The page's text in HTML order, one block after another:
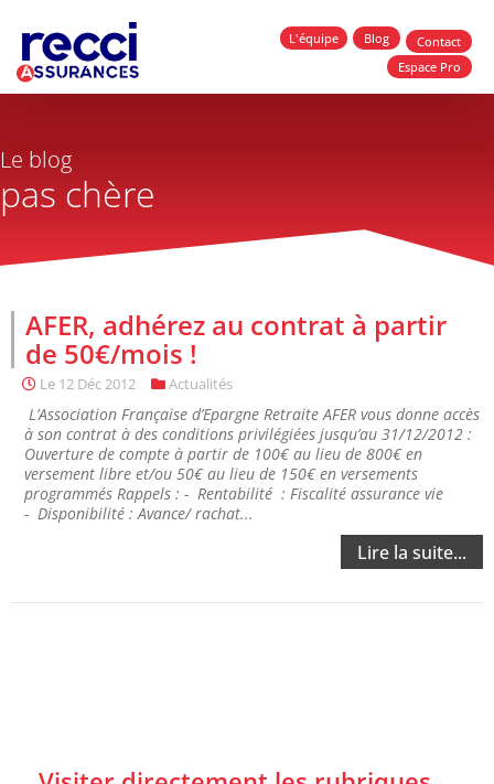
L'équipe Blog
Contact
Espace Pro
Le blog
pas chère
AFER, adhérez au contrat à partir
de 50€/mois !
Le 12 Déc 2012 Actualités
L’Association Française d’Epargne Retraite AFER vous donne accès
à son contrat à des conditions privilégiées jusqu’au 31/12/2012 :
Ouverture de compte à partir de 100€ au lieu de 800€ en
versement libre et/ou 50€ au lieu de 150€ en versements
programmés Rappels : - Rentabilité : Fiscalité assurance vie
- Disponibilité : Avance/ rachat...
Lire la suite...